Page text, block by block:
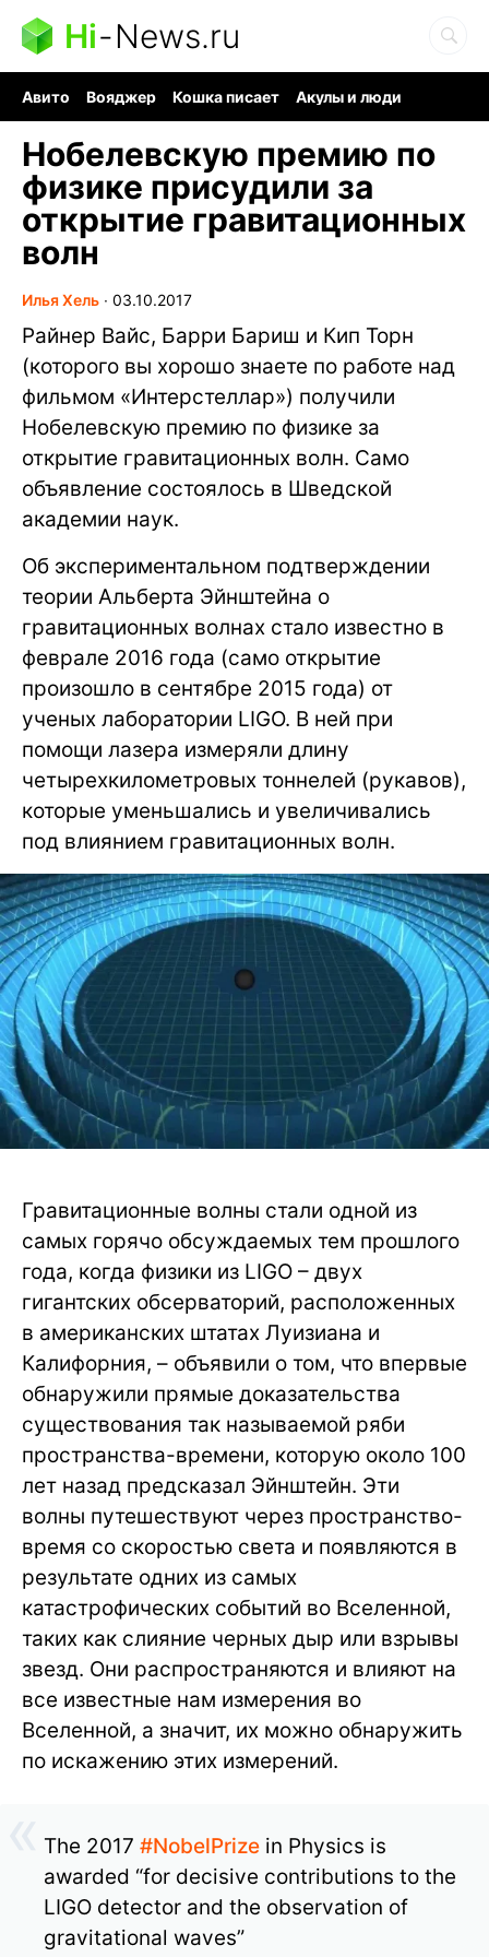
Hi-News.ru
Авито Вояджер Кошка писает
Акулы и люди
Нобелевскую премию по
физике присудили за
открытие гравитационных
волн
Илья Хель ∙ 03.10.2017
Райнер Вайс, Барри Бариш и Кип Торн
(которого вы хорошо знаете по работе над
фильмом «Интерстеллар») получили
Нобелевскую премию по физике за
открытие гравитационных волн. Само
объявление состоялось в Шведской
академии наук.
Об экспериментальном подтверждении
теории Альберта Эйнштейна о
гравитационных волнах стало известно в
феврале 2016 года (само открытие
произошло в сентябре 2015 года) от
ученых лаборатории LIGO. В ней при
помощи лазера измеряли длину
четырехкилометровых тоннелей (рукавов),
которые уменьшались и увеличивались
под влиянием гравитационных волн.
Гравитационные волны стали одной из
самых горячо обсуждаемых тем прошлого
года, когда физики из LIGO – двух
гигантских обсерваторий, расположенных
в американских штатах Луизиана и
Калифорния, – объявили о том, что впервые
обнаружили прямые доказательства
существования так называемой ряби
пространства-времени, которую около 100
лет назад предсказал Эйнштейн. Эти
волны путешествуют через пространство-
время со скоростью света и появляются в
результате одних из самых
катастрофических событий во Вселенной,
таких как слияние черных дыр или взрывы
звезд. Они распространяются и влияют на
все известные нам измерения во
Вселенной, а значит, их можно обнаружить
по искажению этих измерений.
The 2017 #NobelPrize in Physics is
awarded “for decisive contributions to the
LIGO detector and the observation of
gravitational waves”